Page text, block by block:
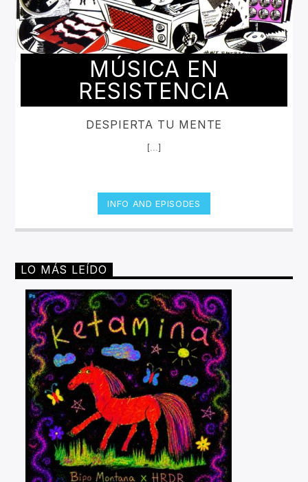
MÚSICA EN
RESISTENCIA
DESPIERTA TU MENTE
[...]
INFO AND EPISODES
LO MÁS LEÍDO